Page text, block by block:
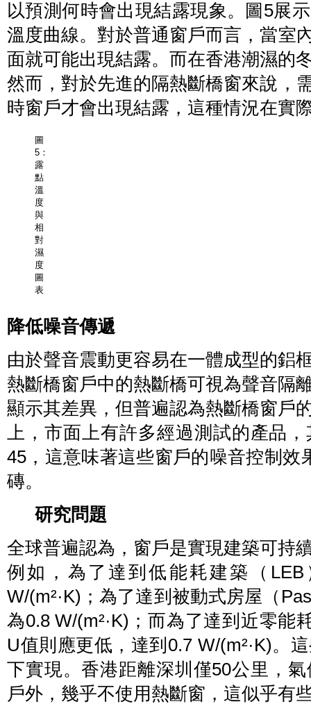
以預測何時會出現結露現象。圖5展
溫度曲線。對於普通窗戶而言，當室
面就可能出現結露。而在香港潮濕的
然而，對於先進的隔熱斷橋窗來說，
時窗戶才會出現結露，這種情況在實
圖
5：
露
點
溫
度
與
相
對
濕
度
圖
表
降低噪音傳遞
由於聲音震動更容易在一體成型的鋁
熱斷橋窗戶中的熱斷橋可視為聲音隔
顯示其差異，但普遍認為熱斷橋窗戶
上，市面上有許多經過測試的產品
45，這意味著這些窗戶的噪音控制效
磚。
研究問題
全球普遍認為，窗戶是實現建築可持
例如，為了達到低能耗建築（
W/(m²·K)；為了達到被動式房屋（
為0.8 W/(m²·K)；而為了達到近零能
U值則應更低，達到0.7 W/(m²·K)。
下實現。香港距離深圳僅50公里，
戶外，幾乎不使用熱斷窗，這似乎有